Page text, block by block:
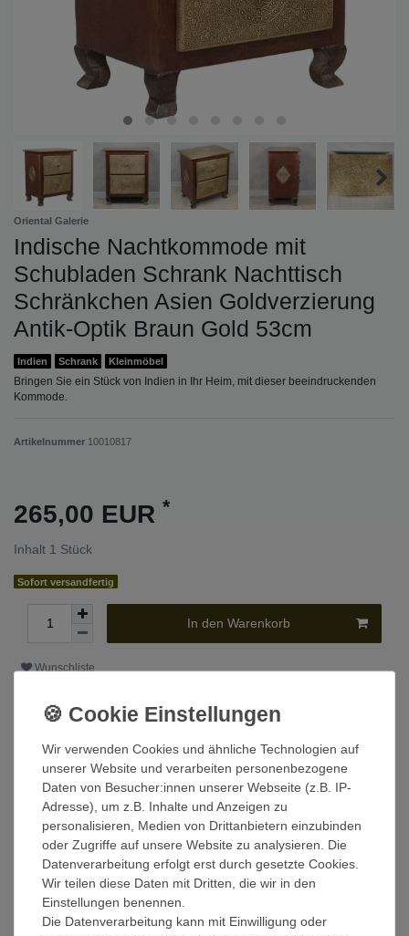
Oriental Galerie
Indische Nachtkommode mit
Schubladen Schrank Nachttisch
Schränkchen Asien Goldverzierung
Antik-Optik Braun Gold 53cm
Indien Schrank Kleinmöbel
Bringen Sie ein Stück von Indien in Ihr Heim, mit dieser beeindruckenden
Kommode.
Artikelnummer 10010817
265,00 EUR *
Inhalt 1 Stück
Sofort versandfertig
In den Warenkorb
Wunschliste
* inkl. ges. MwSt. zzgl.Versandkosten
Beschreibung
Technische Daten
Weitere Details
Wir verwenden Cookies und ähnliche Technologien auf
unserer Website und verarbeiten personenbezogene
Daten von Besucher:innen unserer Webseite (z.B. IP-
Adresse), um z.B. Inhalte und Anzeigen zu
personalisieren, Medien von Drittanbietern einzubinden
oder Zugriffe auf unsere Website zu analysieren. Die
Datenverarbeitung erfolgt erst durch gesetzte Cookies.
Wir teilen diese Daten mit Dritten, die wir in den
Einstellungen benennen.
Die Datenverarbeitung kann mit Einwilligung oder